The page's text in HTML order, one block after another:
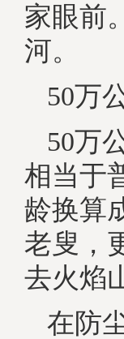
家眼前
河。
50万
50万
相当于
龄换算
老叟，
去火焰
在防